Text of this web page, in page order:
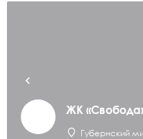
ЖК
Губернский